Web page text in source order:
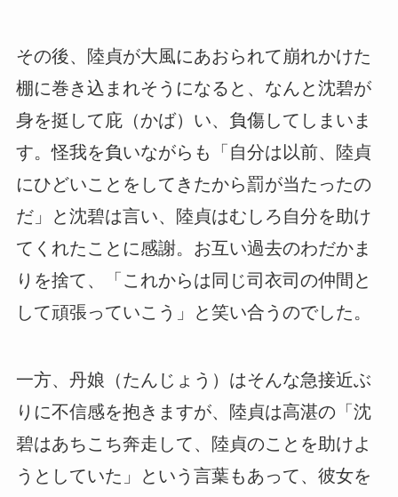
その後、陸貞が大風にあおられて崩れかけた
棚に巻き込まれそうになると、 なんと沈碧が
身を挺して庇（かば）い、負傷してしまいま
す。怪我を負いながらも「自分は以前、陸貞
にひどいことをしてきたから罰が当たったの
だ」と沈碧は言い、陸貞はむしろ自分を助け
てくれたことに感謝。お互い過去のわだかま
りを捨て、「これからは同じ司衣司の仲間と
して頑張っていこう」と笑い合うのでした。
一方、丹娘（たんじょう）はそんな急接近ぶ
りに不信感を抱きますが、陸貞は高湛の「沈
碧はあちこち奔走して、陸貞のことを助けよ
うとしていた」という言葉もあって、彼女を